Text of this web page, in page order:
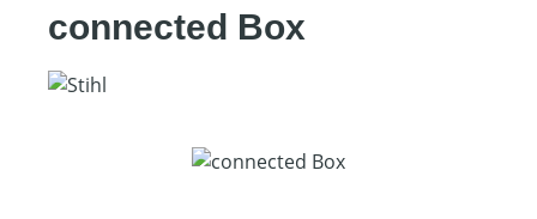
connected Box
Bildergalerie überspringen